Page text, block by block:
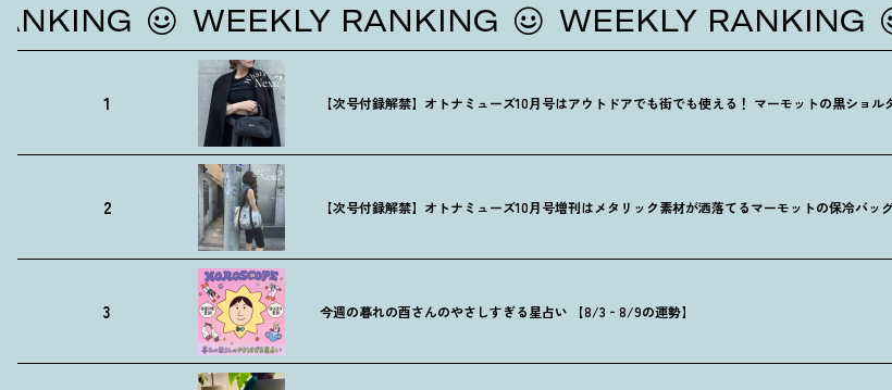
WEEKLY RANKING WEEKLY RANKING
1 【次号付録解禁】オトナミューズ10月号はアウトドアでも街でも使える ！ マーモットの黒ショル
2 【次号付録解禁】オトナミューズ10月号増刊はメタリック素材が洒落てるマーモットの保冷バッ
3 今週の暮れの酉さんのやさしすぎる星占い 【8/3‐8/9の運勢】